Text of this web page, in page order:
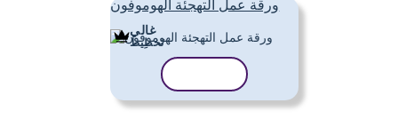
ورقة عمل التهجئة الهوموفون
غالي
تَخطِيط